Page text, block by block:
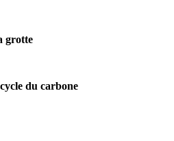
grotte
du carbone